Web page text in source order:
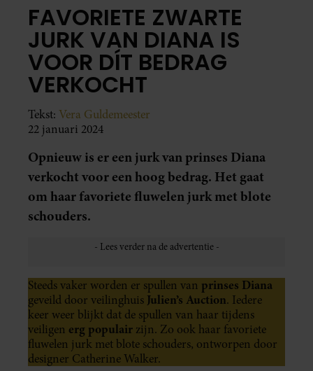
FAVORIETE ZWARTE
JURK VAN DIANA IS
VOOR DÍT BEDRAG
VERKOCHT
Tekst: Vera Guldemeester
22 januari 2024
Opnieuw is er een jurk van prinses Diana
verkocht voor een hoog bedrag. Het gaat
om haar favoriete fluwelen jurk met blote
schouders.
Steeds vaker worden er spullen van prinses Diana
geveild door veilinghuis Julien’s Auction. Iedere
keer weer blijkt dat de spullen van haar tijdens
veiligen erg populair zijn. Zo ook haar favoriete
fluwelen jurk met blote schouders, ontworpen door
designer Catherine Walker.